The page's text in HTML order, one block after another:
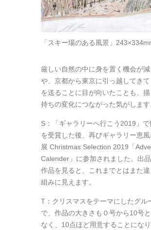
「スキー場のある風景」
厳しい自然の中に身を置く機会が減
や、京都から東京に引っ越してきて
を送ることに目が向いたことも、
持ちの変化につながった気がします
S：「ギャラリーへ行こう2019」
を受賞した後、再びギャラリー恵風
展 Christmas Selection 2019「
Calender」に参加されました。出
作品を見ると、これまでとはまた違
組みに見えます。
T：クリスマスをテーマにしたグル
で、作品の大きさも０号から10号と
なく、10点ほど用意することにな